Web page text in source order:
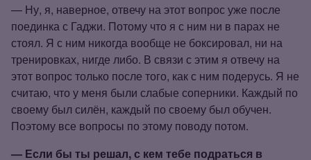
— Ну, я, наверное, отвечу на этот вопрос уже после
поединка с Гаджи. Потому что я с ним ни в парах не
стоял. Я с ним никогда вообще не боксировал, ни на
тренировках, нигде либо. В связи с этим я отвечу на
этот вопрос только после того, как с ним подерусь. Я не
считаю, что у меня были слабые соперники. Каждый по
своему был силён, каждый по своему был обучен.
Поэтому все вопросы по этому поводу потом.
— Если бы ты решал, с кем тебе подраться в